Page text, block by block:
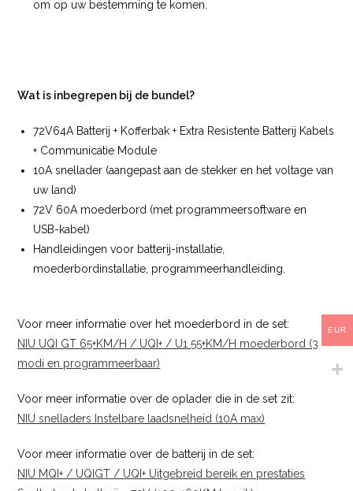
om op uw bestemming te komen.
Wat is inbegrepen bij de bundel?
72V64A Batterij + Kofferbak + Extra Resistente Batterij Kabels
+ Communicatie Module
10A snellader (aangepast aan de stekker en het voltage van
uw land)
72V 60A moederbord (met programmeersoftware en
USB-kabel)
Handleidingen voor batterij-installatie,
moederbordinstallatie, programmeerhandleiding.
Voor meer informatie over het moederbord in de set:
NIU UQI GT 65+KM/H / UQI+ / U1 55+KM/H moederbord (3
modi en programmeerbaar)
Voor meer informatie over de oplader die in de set zit:
NIU snelladers Instelbare laadsnelheid (10A max)
Voor meer informatie over de batterij in de set:
NIU MQI+ / UQIGT / UQI+ Uitgebreid bereik en prestaties
EUR